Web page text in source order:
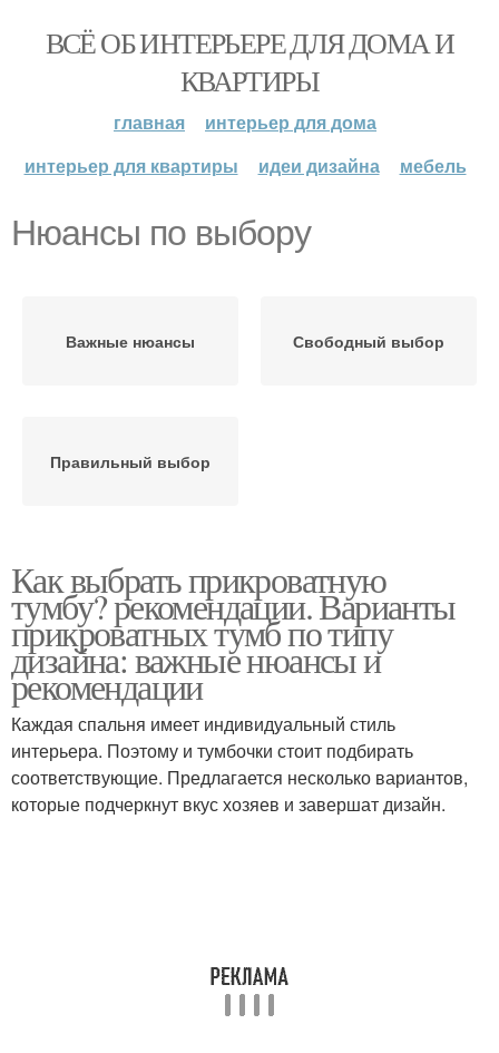
ВСЁ ОБ ИНТЕРЬЕРЕ ДЛЯ ДОМА И
КВАРТИРЫ
главная
интерьер для дома
интерьер для квартиры
идеи дизайна мебель
Нюансы по выбору
Важные нюансы Свободный выбор
Правильный выбор
Как выбрать прикроватную
тумбу? рекомендации. Варианты
прикроватных тумб по типу
дизайна: важные нюансы и
рекомендации
Каждая спальня имеет индивидуальный стиль
интерьера. Поэтому и тумбочки стоит подбирать
соответствующие. Предлагается несколько вариантов,
которые подчеркнут вкус хозяев и завершат дизайн.